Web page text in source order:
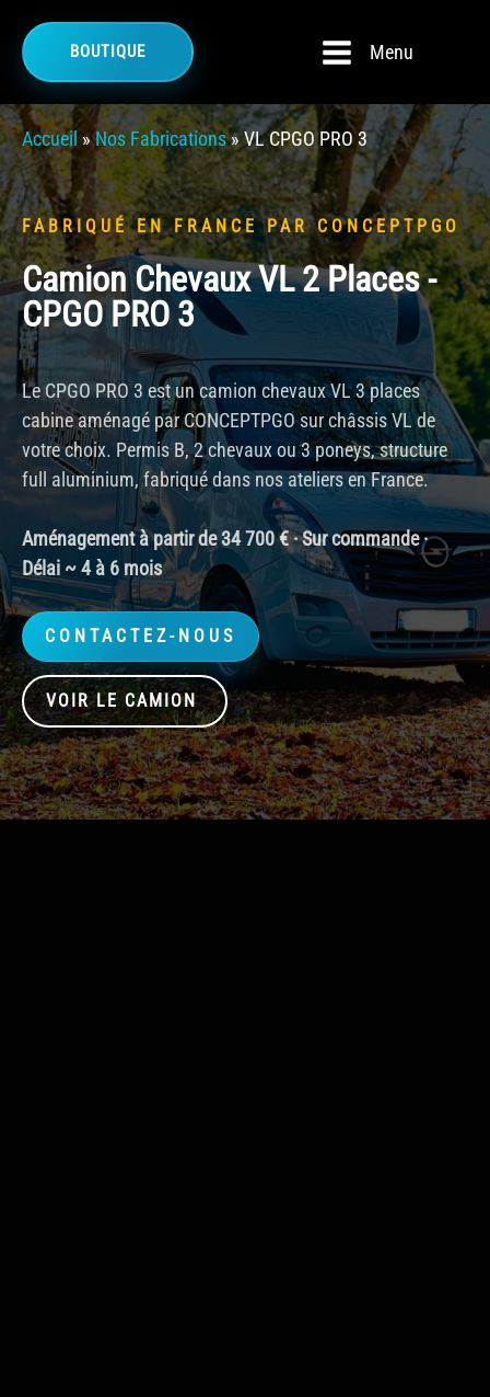
BOUTIQUE Menu
Accueil»Nos Fabrications»VL CPGO PRO 3
FABRIQUÉ EN FRANCE PAR CONCEPTPGO
Camion Chevaux VL 2 Places -
CPGO PRO 3
Le CPGO PRO 3 est un camion chevaux VL 3 places
cabine aménagé par CONCEPTPGO sur châssis VL de
votre choix. Permis B, 2 chevaux ou 3 poneys, structure
full aluminium, fabriqué dans nos ateliers en France.
Aménagement à partir de 34 700 € · Sur commande ·
Délai ~ 4 à 6 mois
CONTACTEZ-NOUS
VOIR LE CAMION